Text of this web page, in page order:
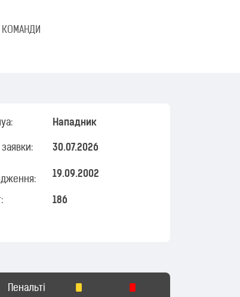
КОМАНДИ
Нападник
30.07.2026
19.09.2002
186
Пенальті